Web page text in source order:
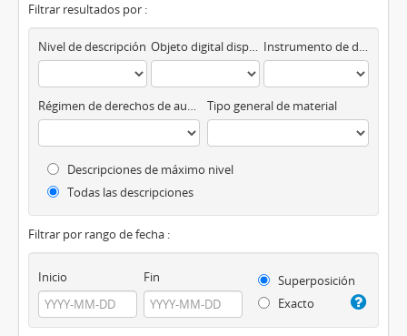
Filtrar resultados por :
Nivel de descripción Objeto digital disponibles Instrumento de descripción
Régimen de derechos de autor Tipo general de material
Descripciones de máximo nivel
Todas las descripciones
Filtrar por rango de fecha :
Inicio Fin
Superposición
Exacto